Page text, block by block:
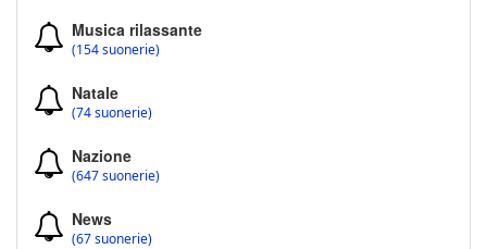
Musica rilassante
(154 suonerie)
Natale
(74 suonerie)
Nazione
(647 suonerie)
News
(67 suonerie)